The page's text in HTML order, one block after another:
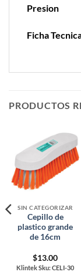
Presion
Ficha
PRODUCTOS
SIN CATEGORIZAR
Cepillo de
plastico grande
de 16cm
$13.00
Klintek Sku: CELI-30